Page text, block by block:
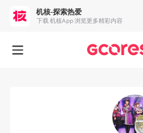
机核-探索热爱
下载 机核App 浏览更多精彩内容